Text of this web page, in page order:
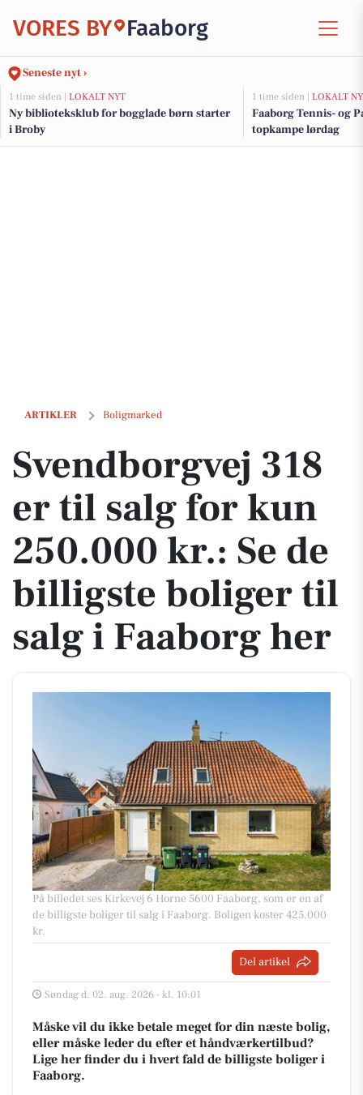
VORES BY Faaborg
Seneste nyt ›
1 time siden | LOKALT NYT
Ny biblioteksklub for bogglade børn starter
i Broby
1 time siden | LOKALT
Faaborg Tennis- og
topkampe lørdag
ARTIKLER Boligmarked
Svendborgvej 318 er til salg for kun 250.000 kr.: Se de billigste
Svendborgvej 318
er til salg for kun
250.000 kr.: Se de
billigste boliger til
salg i Faaborg her
På billedet ses Kirkevej 6 Horne 5600 Faaborg, som er en af
de billigste boliger til salg i Faaborg. Boligen koster 425.000
kr.
Del artikel
Søndag d. 02. aug. 2026 - kl. 10:01
Måske vil du ikke betale meget for din næste bolig,
eller måske leder du efter et håndværkertilbud?
Lige her finder du i hvert fald de billigste boliger i
Faaborg.